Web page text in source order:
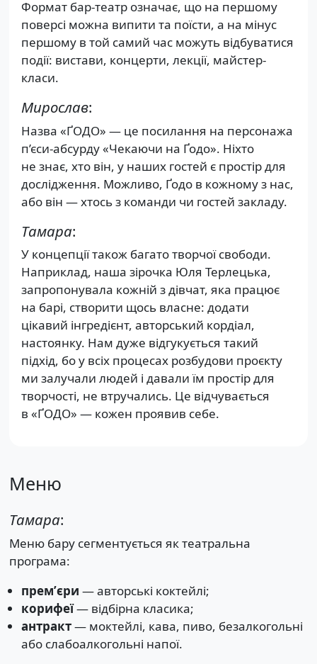
Формат бар-театр означає, що на першому
поверсі можна випити та поїсти, а на мінус
першому в той самий час можуть відбуватися
події: вистави, концерти, лекції, майстер-
класи.
Мирослав:
Назва «ҐОДО» — це посилання на персонажа
п’єси-абсурду «Чекаючи на Ґодо». Ніхто
не знає, хто він, у наших гостей є простір для
дослідження. Можливо, Ґодо в кожному з нас,
або він — хтось з команди чи гостей закладу.
Тамара:
У концепції також багато творчої свободи.
Наприклад, наша зірочка Юля Терлецька,
запропонувала кожній з дівчат, яка працює
на барі, створити щось власне: додати
цікавий інгредієнт, авторський кордіал,
настоянку. Нам дуже відгукується такий
підхід, бо у всіх процесах розбудови проєкту
ми залучали людей і давали їм простір для
творчості, не втручались. Це відчувається
в «ҐОДО» — кожен проявив себе.
Меню
Тамара:
Меню бару сегментується як театральна
програма:
премʼєри — авторські коктейлі;
корифеї— відбірна класика;
антракт— моктейлі, кава, пиво, безалкогольні
або слабоалкогольні напої.